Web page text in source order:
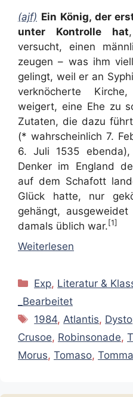
(ajf) Ein König, der
unter Kontrolle hat
versucht, einen
zeugen – was ihm
gelingt, weil er an
verknöcherte
weigert, eine Ehe zu
Zutaten, die dazu
(* wahrscheinlich 7.
6. Juli 1535
Denker im England
auf dem Schafott
Glück hatte, nur
gehängt,
damals üblich war. [1]
Weiterlesen
Kategorien
Exp, Literatur &
_Bearbeitet
Schlagwörter
1984, Atlantis,
Crusoe, Robinsonade,
Morus, Tomaso,